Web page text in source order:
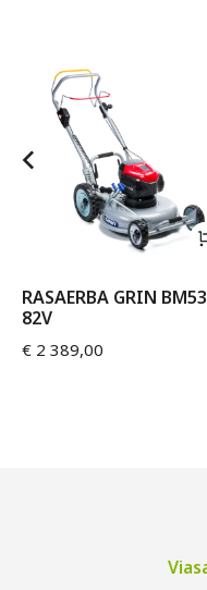
RASAERBA GRIN
82V
€ 2 389,00